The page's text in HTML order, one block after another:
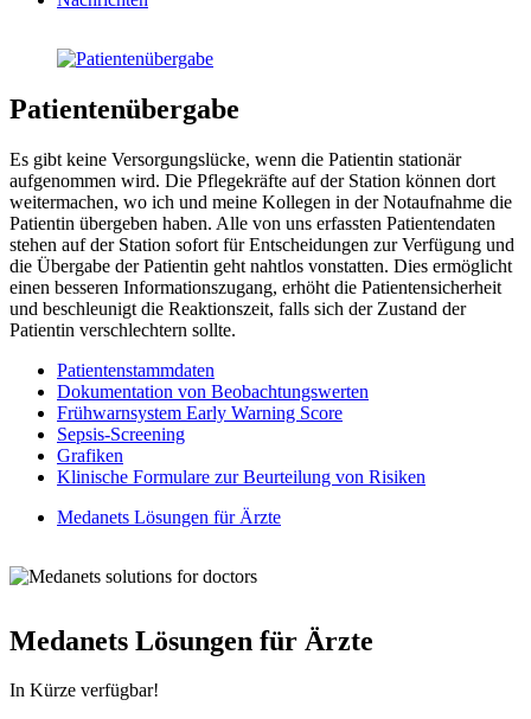
Patientenübergabe
Es gibt keine Versorgungslücke, wenn die Patientin stationär
aufgenommen wird. Die Pflegekräfte auf der Station können dort
weitermachen, wo ich und meine Kollegen in der Notaufnahme die
Patientin übergeben haben. Alle von uns erfassten Patientendaten
stehen auf der Station sofort für Entscheidungen zur Verfügung und
die Übergabe der Patientin geht nahtlos vonstatten. Dies ermöglicht
einen besseren Informationszugang, erhöht die Patientensicherheit
und beschleunigt die Reaktionszeit, falls sich der Zustand der
Patientin verschlechtern sollte.
Patientenstammdaten
Dokumentation von Beobachtungswerten
Frühwarnsystem Early Warning Score
Sepsis-Screening
Grafiken
Klinische Formulare zur Beurteilung von Risiken
Medanets Lösungen für Ärzte
Medanets Lösungen für Ärzte
In Kürze verfügbar!